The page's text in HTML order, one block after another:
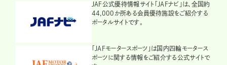
JAF公式優待情報サイト「JAFナビ」は、全国約
44,000か所ある会員優待施設をご紹介する
ポータルサイトです。
「JAFモータースポーツ」は国内四輪モータース
ポーツに関する情報をご紹介する公式サイトで